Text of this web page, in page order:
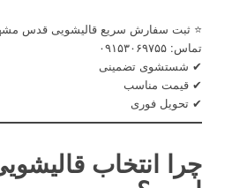
⭐ ثبت سفارش سریع قالیشویی قدس
تماس: ۰۹۱۵۳۰۶۹۷۵۵
✔ شستشوی تضمینی
✔ قیمت مناسب
✔ تحویل فوری
چرا انتخاب